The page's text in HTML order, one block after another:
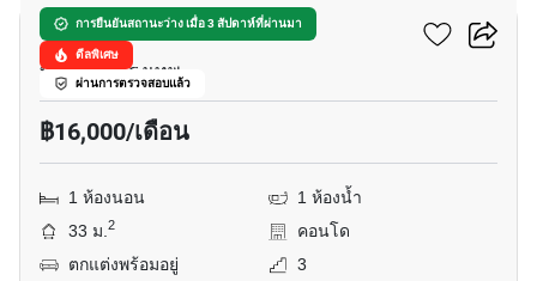
การยืนยันสถานะว่าง เมื่อ 3 สัปดาห์ที่ผ่านมา
ดีลพิเศษ
ผ่านการตรวจสอบแล้ว
ศุภาลัย ไพร์ม พระราม 9
บางกะปิ, กรุงเทพ
฿16,000/เดือน
1 ห้องนอน
1 ห้องน้ำ
33 ม.2
คอนโด
ตกแต่งพร้อมอยู่
3